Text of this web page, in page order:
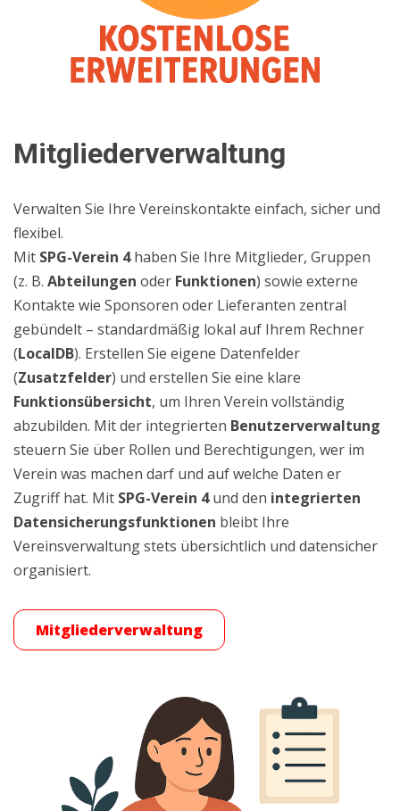
Mitgliederverwaltung
Verwalten Sie Ihre Vereinskontakte einfach, sicher und
flexibel.
Mit SPG-Verein 4haben Sie Ihre Mitglieder, Gruppen
(z. B. Abteilungen oder Funktionen) sowie externe
Kontakte wie Sponsoren oder Lieferanten zentral
gebündelt – standardmäßig lokal auf Ihrem Rechner
(LocalDB). Erstellen Sie eigene Datenfelder
(Zusatzfelder) und erstellen Sie eine klare
Funktionsübersicht, um Ihren Verein vollständig
abzubilden. Mit der integrierten Benutzerverwaltung
steuern Sie über Rollen und Berechtigungen, wer im
Verein was machen darf und auf welche Daten er
Zugriff hat. Mit SPG-Verein 4und den integrierten
Datensicherungsfunktionen bleibt Ihre
Vereinsverwaltung stets übersichtlich und datensicher
organisiert.
Mitgliederverwaltung